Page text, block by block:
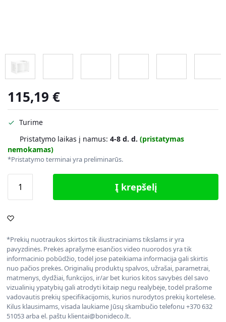
115,19 €
Turime
Pristatymo laikas į namus: 4-8 d. d. (pristatymas
nemokamas)
*Pristatymo terminai yra preliminarūs.
Į krepšelį
*Prekių nuotraukos skirtos tik iliustraciniams tikslams ir yra
pavyzdinės. Prekės aprašyme esančios video nuorodos yra tik
informacinio pobūdžio, todėl jose pateikiama informacija gali skirtis
nuo pačios prekės. Originalių produktų spalvos, užrašai, parametrai,
matmenys, dydžiai, funkcijos, ir/ar bet kurios kitos savybės dėl savo
vizualinių ypatybių gali atrodyti kitaip negu realybėje, todėl prašome
vadovautis prekių specifikacijomis, kurios nurodytos prekių kortelėse.
Kilus klausimams, visada laukiame Jūsų skambučio telefonu +370 632
51053 arba el. paštu klientai@bonideco.lt.